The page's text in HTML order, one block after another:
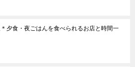
＊夕食・夜ごはんを食べられるお店と時間一